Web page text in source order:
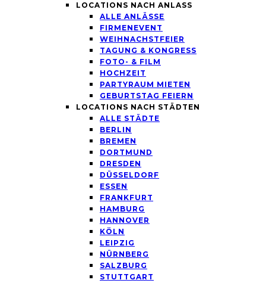
LOCATIONS NACH ANLASS
ALLE ANLÄSSE
FIRMENEVENT
WEIHNACHSTFEIER
TAGUNG & KONGRESS
FOTO- & FILM
HOCHZEIT
PARTYRAUM MIETEN
GEBURTSTAG FEIERN
LOCATIONS NACH STÄDTEN
ALLE STÄDTE
BERLIN
BREMEN
DORTMUND
DRESDEN
DÜSSELDORF
ESSEN
FRANKFURT
HAMBURG
HANNOVER
KÖLN
LEIPZIG
NÜRNBERG
SALZBURG
STUTTGART